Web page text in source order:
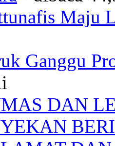
Maju
Ganggu
DAN